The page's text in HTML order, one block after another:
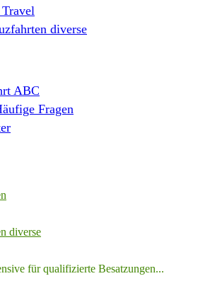
diverse
ABC
Fragen
diverse
für qualifizierte Besatzungen...